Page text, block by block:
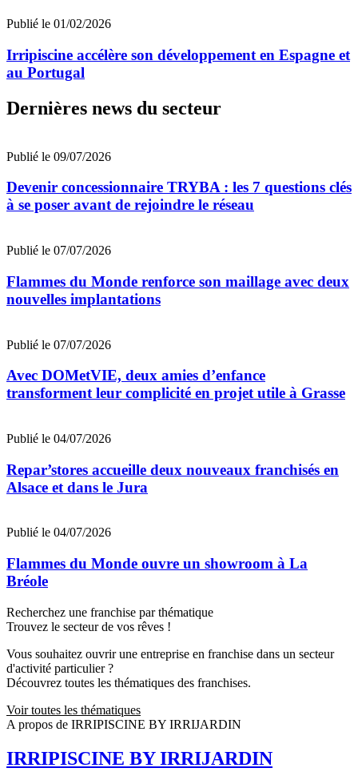
Publié le 01/02/2026
Irripiscine accélère son développement en Espagne et
au Portugal
Dernières news du secteur
Publié le 09/07/2026
Devenir concessionnaire TRYBA : les 7 questions clés
à se poser avant de rejoindre le réseau
Publié le 07/07/2026
Flammes du Monde renforce son maillage avec deux
nouvelles implantations
Publié le 07/07/2026
Avec DOMetVIE, deux amies d’enfance
transforment leur complicité en projet utile à Grasse
Publié le 04/07/2026
Repar’stores accueille deux nouveaux franchisés en
Alsace et dans le Jura
Publié le 04/07/2026
Flammes du Monde ouvre un showroom à La
Bréole
Recherchez une franchise par thématique
Trouvez le secteur de vos rêves !
Vous souhaitez ouvrir une entreprise en franchise dans un secteur
d'activité particulier ?
Découvrez toutes les thématiques des franchises.
Voir toutes les thématiques
A propos de IRRIPISCINE BY IRRIJARDIN
IRRIPISCINE BY IRRIJARDIN